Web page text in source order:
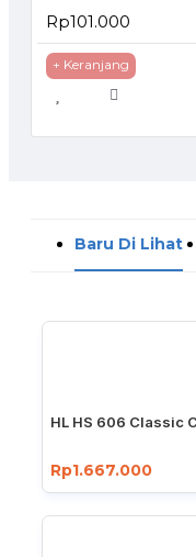
Rp101.000
+ Keranjang
Baru Di Lihat
HL HS 606 Classic
Rp1.667.000